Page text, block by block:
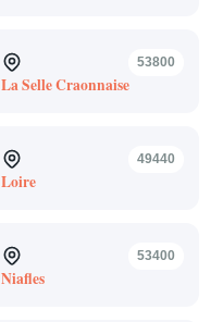
53800
La Selle Craonnaise
49440
Loire
53400
Niafles